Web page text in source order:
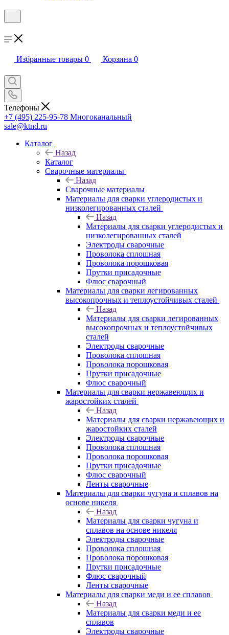
Избранные товары 0 Корзина 0
Телефоны
+7 (495) 225-95-78 Многоканальный
sale@ktnd.ru
Каталог
Назад
Каталог
Сварочные материалы
Назад
Сварочные материалы
Материалы для сварки углеродистых и
низколегированных сталей
Назад
Материалы для сварки углеродистых и
низколегированных сталей
Электроды сварочные
Проволока сплошная
Проволока порошковая
Прутки присадочные
Флюс сварочный
Материалы для сварки легированных
высокопрочных и теплоустойчивых сталей
Назад
Материалы для сварки легированных
высокопрочных и теплоустойчивых
сталей
Электроды сварочные
Проволока сплошная
Проволока порошковая
Прутки присадочные
Флюс сварочный
Материалы для сварки нержавеющих и
жаростойких сталей
Назад
Материалы для сварки нержавеющих и
жаростойких сталей
Электроды сварочные
Проволока сплошная
Проволока порошковая
Прутки присадочные
Флюс сварочный
Ленты сварочные
Материалы для сварки чугуна и сплавов на
основе никеля
Назад
Материалы для сварки чугуна и
сплавов на основе никеля
Электроды сварочные
Проволока сплошная
Проволока порошковая
Прутки присадочные
Флюс сварочный
Ленты сварочные
Материалы для сварки меди и ее сплавов
Назад
Материалы для сварки меди и ее
сплавов
Электроды сварочные